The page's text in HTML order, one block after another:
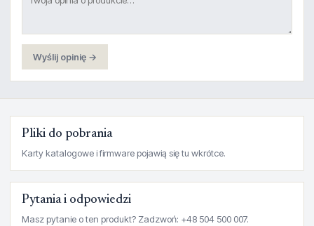
Wyślij opinię →
Pliki do pobrania
Karty katalogowe i firmware pojawią się tu wkrótce.
Pytania i odpowiedzi
Masz pytanie o ten produkt? Zadzwoń: +48 504 500 007.